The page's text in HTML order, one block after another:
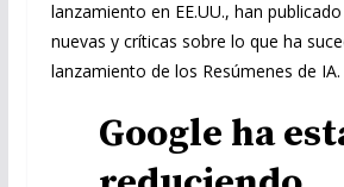
lanzamiento en EE.UU., han
nuevas y críticas sobre lo que ha
lanzamiento de los Resúmenes de IA.
Google ha